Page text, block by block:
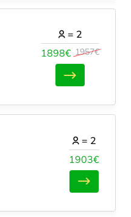
1898€ 1957€
= 2
1903€
= 2